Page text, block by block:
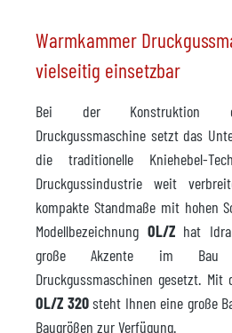
Warmkammer
vielseitig einsetzbar
Bei der Konstruktion
Druckgussmaschine setzt das
die traditionelle Kniehebel-
Druckgussindustrie weit
kompakte Standmaße mit hohen
Modellbezeichnung OL/Zhat Idra
große Akzente im Bau
Druckgussmaschinen gesetzt.
OL/Z 320steht Ihnen eine große
Baugrößen zur Verfügung.